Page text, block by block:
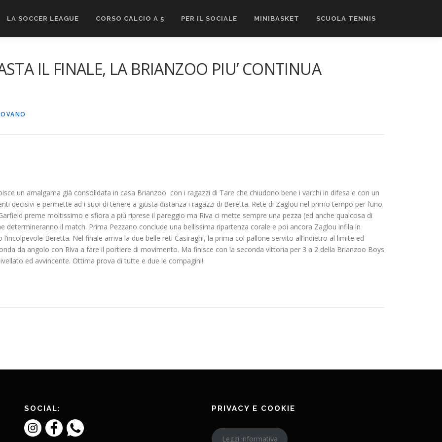
LA SOCCER LEAGUE CORSO CALCIO A 5 PER IL SOCIALE MINIBASKET SCUOLA TENNIS
IL FINALE, LA BRIANZOO PIU’ CONTINUA
un amalgama già consolidata in casa Brianzoo con i ragazzi di Tare che chiudono bene i varchi in difesa e con un
decisivi e permette ad i suoi di tenere a giusta distanza i ragazzi di Beretta. Rete di Zaglou nel primo tempo per l’uno
preme moltissimo e sfiora a più riprese il pareggio ma Riva ci mette sempre una pezza (ed anche qualcosa di
determineranno il match. Prima Pezzano conclude una bellissima ripartenza corale e poi ancora Zaglou infila in
Beretta. Nel finale arriva la due belle reti Casiraghi, la prima col pallone servito all’indietro al limite ed
da angolo con Riva a fare il portiere di movimento. Ma finisce con la seconda vittoria per 3 a 2 della Brianzoo Boys
ed avvincente. Ottima prova di tutte e due le compagini!
SOCIAL: PRIVACY E COOKIE
Leggi informativa